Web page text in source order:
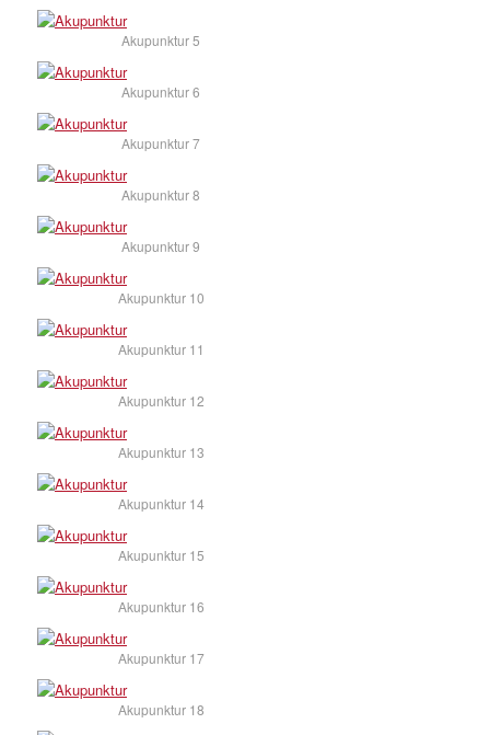
Akupunktur 5
Akupunktur 6
Akupunktur 7
Akupunktur 8
Akupunktur 9
Akupunktur 10
Akupunktur 11
Akupunktur 12
Akupunktur 13
Akupunktur 14
Akupunktur 15
Akupunktur 16
Akupunktur 17
Akupunktur 18